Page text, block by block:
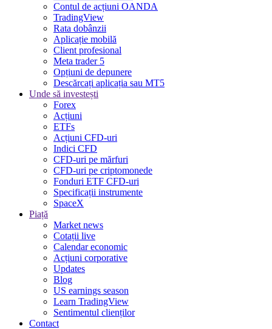
Contul de acțiuni OANDA
TradingView
Rata dobânzii
Aplicație mobilă
Client profesional
Meta trader 5
Opțiuni de depunere
Descărcați aplicația sau MT5
Unde să investești
Forex
Acțiuni
ETFs
Acțiuni CFD-uri
Indici CFD
CFD-uri pe mărfuri
CFD-uri pe criptomonede
Fonduri ETF CFD-uri
Specificații instrumente
SpaceX
Piață
Market news
Cotații live
Calendar economic
Acțiuni corporative
Updates
Blog
US earnings season
Learn TradingView
Sentimentul clienților
Contact